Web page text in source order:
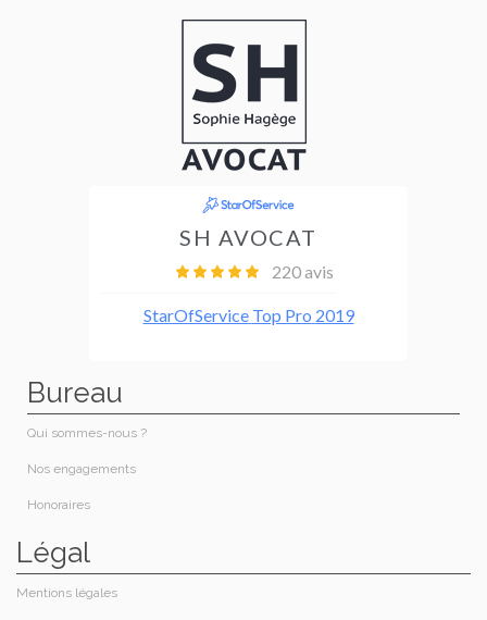
Bureau
Qui sommes-nous ?
Nos engagements
Honoraires​
Légal
Mentions légales